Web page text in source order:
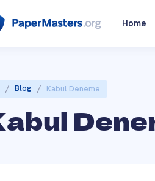
Home
/ Blog / Kabul Deneme